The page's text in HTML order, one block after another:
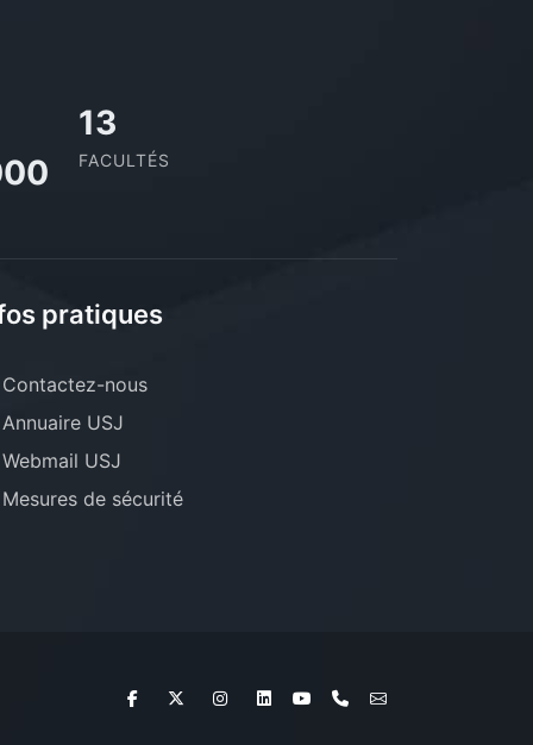
13
FACULTÉS
pratiques
Contactez-nous
Annuaire USJ
Webmail USJ
Mesures de sécurité